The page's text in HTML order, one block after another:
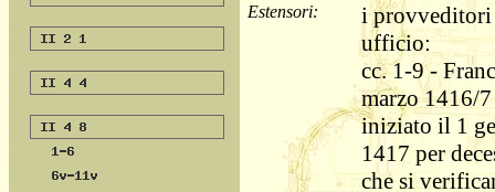
Estensori:
i provveditori
ufficio:
cc. 1-9 -
marzo 1416/
iniziato il 1
1417 per
che si